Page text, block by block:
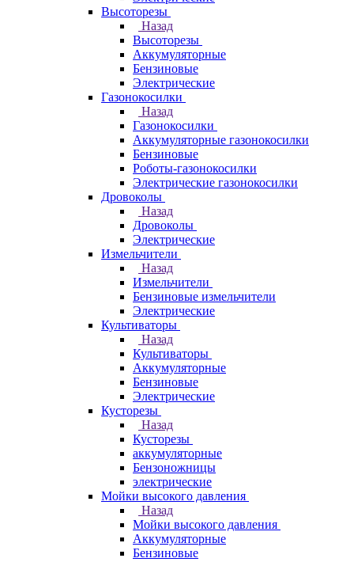
Высоторезы
Назад
Высоторезы
Аккумуляторные
Бензиновые
Электрические
Газонокосилки
Назад
Газонокосилки
Аккумуляторные газонокосилки
Бензиновые
Роботы-газонокосилки
Электрические газонокосилки
Дровоколы
Назад
Дровоколы
Электрические
Измельчители
Назад
Измельчители
Бензиновые измельчители
Электрические
Культиваторы
Назад
Культиваторы
Аккумуляторные
Бензиновые
Электрические
Кусторезы
Назад
Кусторезы
аккумуляторные
Бензоножницы
электрические
Мойки высокого давления
Назад
Мойки высокого давления
Аккумуляторные
Бензиновые